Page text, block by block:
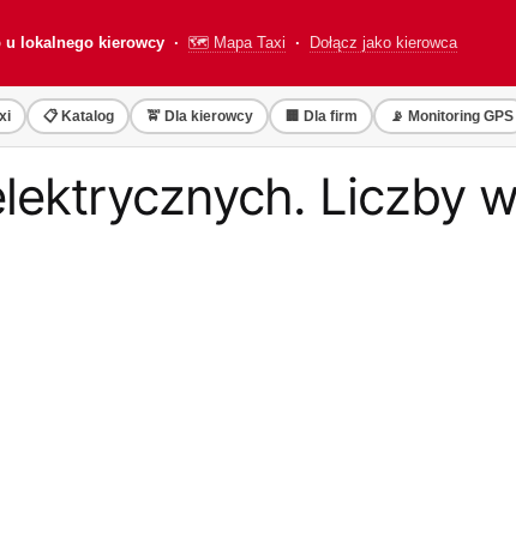
u lokalnego kierowcy · 🗺️ Mapa Taxi · Dołącz jako kierowca
📋 Katalog 🚖 Dla kierowcy 🏢 Dla firm 📡 Monitoring GPS
Liczby